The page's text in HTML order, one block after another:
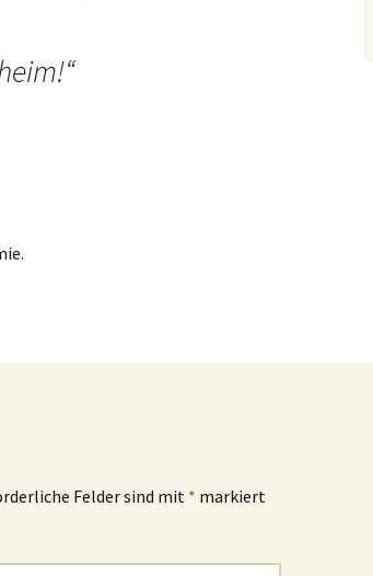
“
Felder sind mit * markiert